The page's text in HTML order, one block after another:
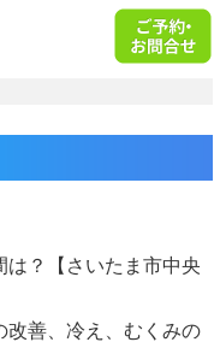
？【さいたま市中央
善、冷え、むくみの